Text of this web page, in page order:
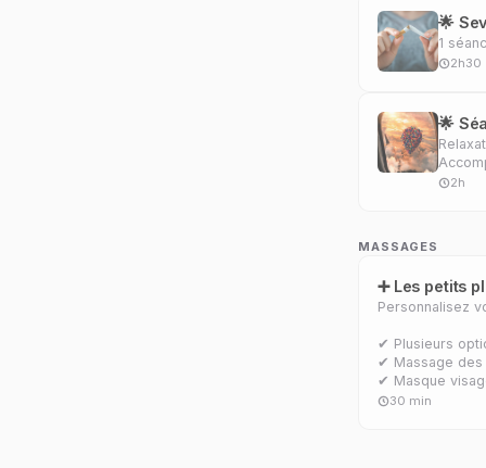
🌟
1
2h30
🌟
2h
MASSAGES
➕ Les petits
Personnalisez
✔ Plusieurs
✔ Massage
✔ Masque
30 min